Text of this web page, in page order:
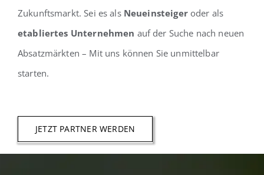
Zukunftsmarkt. Sei es als Neueinsteigeroder als
etabliertes Unternehmen auf der Suche nach neuen
Absatzmärkten – Mit uns können Sie unmittelbar
starten.
JETZT PARTNER WERDEN